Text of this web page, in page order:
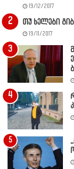
19/12/2017
თუ ხელები
19/11/2017